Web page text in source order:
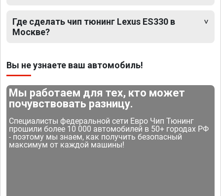
Где сделать чип тюнинг Lexus ES330 в
Москве?
Вы не узнаете ваш автомобиль!
Мы работаем для тех, кто может
почувствовать разницу.
Специалисты федеральной сети Евро Чип Тюнинг
прошили более 10 000 автомобилей в 50+ городах РФ
- поэтому мы знаем, как получить безопасный
максимум от каждой машины!